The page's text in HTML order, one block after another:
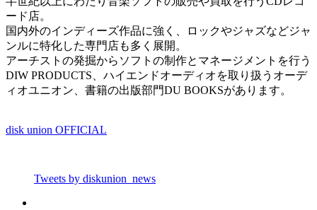
ード店。
国内外のインディーズ作品に強く、ロックやジャズなどジャ
ンルに特化した専門店も多く展開。
アーチストの発掘からソフトの制作とマネージメントを行う
DIW PRODUCTS、ハイエンドオーディオを取り扱うオーデ
ィオユニオン、書籍の出版部門DU BOOKSがあります。
disk union OFFICIAL
Tweets by diskunion_news